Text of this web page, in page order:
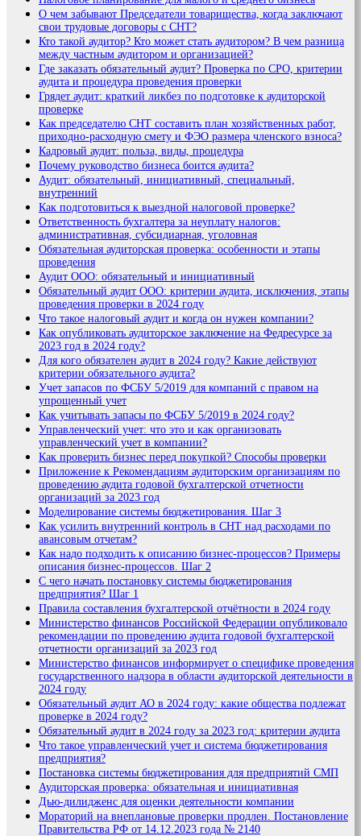
О чем забывают Председатели товарищества, когда заключают
свои трудовые договоры с СНТ?
Кто такой аудитор? Кто может стать аудитором? В чем разница
между частным аудитором и организацией?
Где заказать обязательный аудит? Проверка по СРО, критерии
аудита и процедура проведения проверки
Грядет аудит: краткий ликбез по подготовке к аудиторской
проверке
Как председателю СНТ составить план хозяйственных работ,
приходно-расходную смету и ФЭО размера членского взноса?
Кадровый аудит: польза, виды, процедура
Почему руководство бизнеса боится аудита?
Аудит: обязательный, инициативный, специальный,
внутренний
Как подготовиться к выездной налоговой проверке?
Ответственность бухгалтера за неуплату налогов:
административная, субсидиарная, уголовная
Обязательная аудиторская проверка: особенности и этапы
проведения
Аудит ООО: обязательный и инициативный
Обязательный аудит ООО: критерии аудита, исключения, этапы
проведения проверки в 2024 году
Что такое налоговый аудит и когда он нужен компании?
Как опубликовать аудиторское заключение на Федресурсе за
2023 год в 2024 году?
Для кого обязателен аудит в 2024 году? Какие действуют
критерии обязательного аудита?
Учет запасов по ФСБУ 5/2019 для компаний с правом на
упрощенный учет
Как учитывать запасы по ФСБУ 5/2019 в 2024 году?
Управленческий учет: что это и как организовать
управленческий учет в компании?
Как проверить бизнес перед покупкой? Способы проверки
Приложение к Рекомендациям аудиторским организациям по
проведению аудита годовой бухгалтерской отчетности
организаций за 2023 год
Моделирование системы бюджетирования. Шаг 3
Как усилить внутренний контроль в СНТ над расходами по
авансовым отчетам?
Как надо подходить к описанию бизнес-процессов? Примеры
описания бизнес-процессов. Шаг 2
С чего начать постановку системы бюджетирования
предприятия? Шаг 1
Правила составления бухгалтерской отчётности в 2024 году
Министерство финансов Российской Федерации опубликовало
рекомендации по проведению аудита годовой бухгалтерской
отчетности организаций за 2023 год
Министерство финансов информирует о специфике проведения
государственного надзора в области аудиторской деятельности в
2024 году
Обязательный аудит АО в 2024 году: какие общества подлежат
проверке в 2024 году?
Обязательный аудит в 2024 году за 2023 год: критерии аудита
Что такое управленческий учет и система бюджетирования
предприятия?
Постановка системы бюджетирования для предприятий СМП
Аудиторская проверка: обязательная и инициативная
Дью-дилидженс для оценки деятельности компании
Мораторий на внеплановые проверки продлен. Постановление
Правительства РФ от 14.12.2023 года № 2140